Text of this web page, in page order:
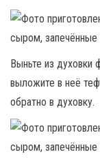
Выньте из
выложите в неё
обратно в духовку.